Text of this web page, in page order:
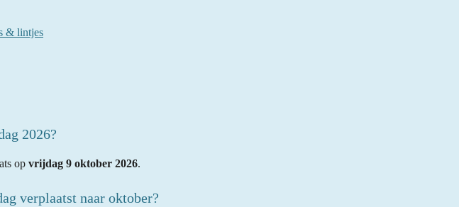
& lintjes
2026?
op vrijdag 9 oktober 2026.
verplaatst naar oktober?